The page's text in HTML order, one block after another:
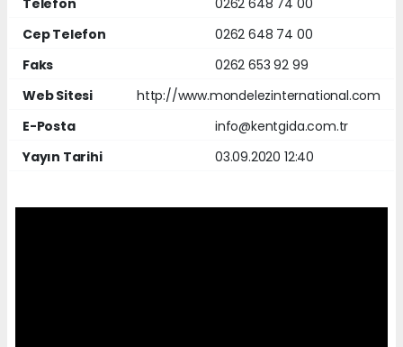
Cep Telefon
0262 648 74 00
Faks
0262 653 92 99
Web Sitesi
http://www.mondelezinternational.com
E-Posta
info@kentgida.com.tr
Yayın Tarihi
03.09.2020 12:40